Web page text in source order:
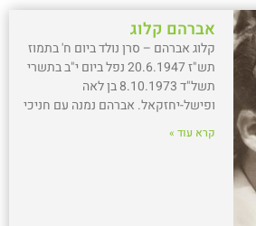
אברהם קלוג
קלוג אברהם – סרן נולד ביום ח' בתמוז
תש"ז 20.6.1947 נפל ביום י"ב בתשרי
תשל"ד 8.10.1973 בן לאה
ופישל-יחזקאל. אברהם נמנה עם חניכי
קרא עוד »